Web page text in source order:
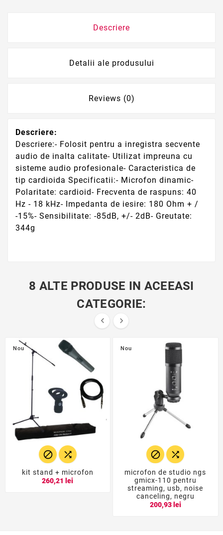
Descriere
Detalii ale produsului
Reviews (0)
Descriere:
Descriere:- Folosit pentru a inregistra secvente
audio de inalta calitate- Utilizat impreuna cu
sisteme audio profesionale- Caracteristica de
tip cardioida Specificatii:- Microfon dinamic-
Polaritate: cardioid- Frecventa de raspuns: 40
Hz - 18 kHz- Impedanta de iesire: 180 Ohm + /
-15%- Sensibilitate: -85dB, +/- 2dB- Greutate:
344g
8 ALTE PRODUSE IN ACEEASI
CATEGORIE:
 
Nou
 
kit stand + microfon
260,21 lei
Nou
 
microfon de studio ngs
gmicx-110 pentru
streaming, usb, noise
canceling, negru
200,93 lei